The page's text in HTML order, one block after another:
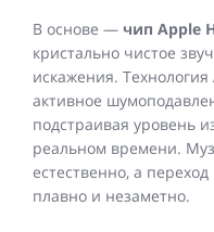
В основе — чип Apple
кристально чистое
искажения. Технология
активное
подстраивая уровень
реальном времени.
естественно, а
плавно и незаметно.